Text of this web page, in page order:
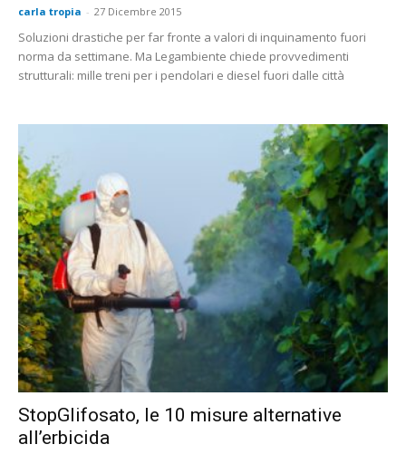
carla tropia - 27 Dicembre 2015
Soluzioni drastiche per far fronte a valori di inquinamento fuori
norma da settimane. Ma Legambiente chiede provvedimenti
strutturali: mille treni per i pendolari e diesel fuori dalle città
StopGlifosato, le 10 misure alternative
all’erbicida